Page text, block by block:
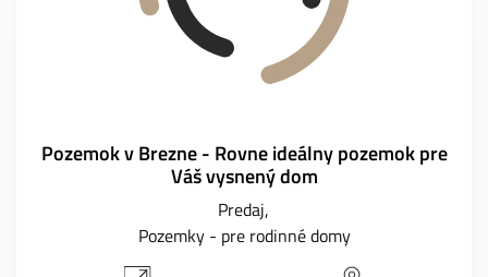
Pozemok v Brezne - Rovne ideálny pozemok pre
Váš vysnený dom
Predaj
Pozemky - pre rodinné domy